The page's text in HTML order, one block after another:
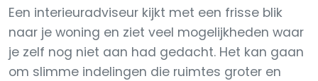
Een interieuradviseur kijkt met een frisse blik
naar je woning en ziet veel mogelijkheden waar
je zelf nog niet aan had gedacht. Het kan gaan
om slimme indelingen die ruimtes groter en